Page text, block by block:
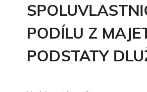
PODÍLU Z
PODSTATY